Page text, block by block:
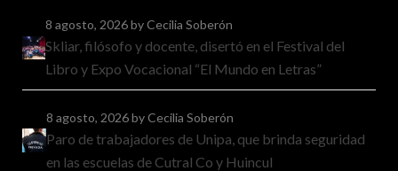
8 agosto, 2026by Cecilia Soberón
Skliar, filósofo y docente, disertó en el Festival del
Libro y Expo Vocacional “El Mundo en Letras”
8 agosto, 2026by Cecilia Soberón
Paro de trabajadores de Unipa, que brinda seguridad
en las escuelas de Cutral Co y Huincul